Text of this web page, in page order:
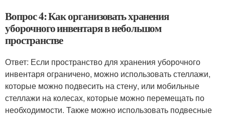
Вопрос 4: Как организовать хранения
уборочного инвентаря в небольшом
пространстве
Ответ: Если пространство для хранения уборочного
инвентаря ограничено, можно использовать стеллажи,
которые можно подвесить на стену, или мобильные
стеллажи на колесах, которые можно перемещать по
необходимости. Также можно использовать подвесные